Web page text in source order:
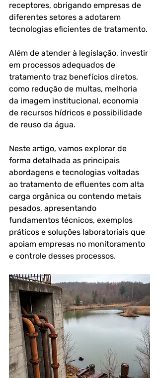
receptores, obrigando empresas de
diferentes setores a adotarem
tecnologias eficientes de tratamento.
Além de atender à legislação, investir
em processos adequados de
tratamento traz benefícios diretos,
como redução de multas, melhoria
da imagem institucional, economia
de recursos hídricos e possibilidade
de reuso da água.
Neste artigo, vamos explorar de
forma detalhada as principais
abordagens e tecnologias voltadas
ao tratamento de efluentes com alta
carga orgânica ou contendo metais
pesados, apresentando
fundamentos técnicos, exemplos
práticos e soluções laboratoriais que
apoiam empresas no monitoramento
e controle desses processos.